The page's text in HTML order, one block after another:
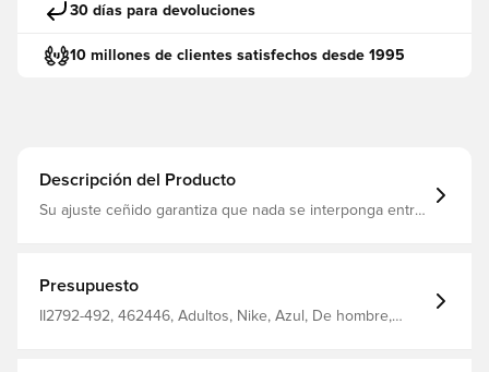
30 días para devoluciones
10 millones de clientes satisfechos desde 1995
Descripción del Producto
Su ajuste ceñido garantiza que nada se interponga entre
piel para una evaporación más rápida y te ayuda a
mantenerte seco y cómodo. 100% poliéster.
Presupuesto
II2792-492, 462446, Adultos, Nike, Azul, De hombre,